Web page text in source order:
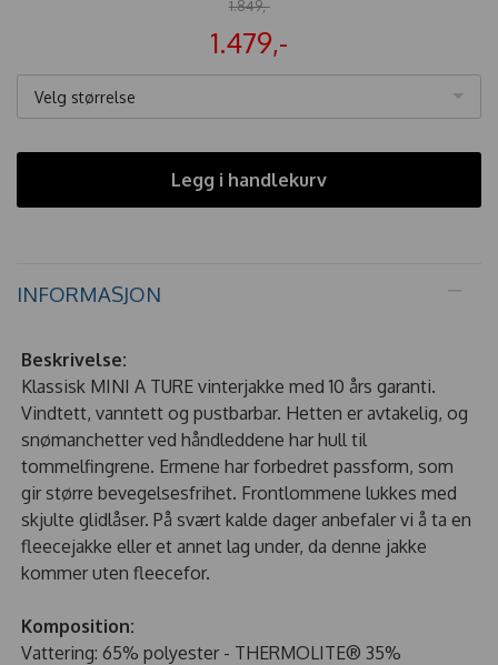
1.849,-
1.479,-
Velg størrelse
Legg i handlekurv
INFORMASJON
Beskrivelse:
Klassisk MINI A TURE vinterjakke med 10 års garanti.
Vindtett, vanntett og pustbarbar. Hetten er avtakelig, og
snømanchetter ved håndleddene har hull til
tommelfingrene. Ermene har forbedret passform, som
gir større bevegelsesfrihet. Frontlommene lukkes med
skjulte glidlåser. På svært kalde dager anbefaler vi å ta en
fleecejakke eller et annet lag under, da denne jakke
kommer uten fleecefor.
Komposition:
Vattering: 65% polyester - THERMOLITE® 35%